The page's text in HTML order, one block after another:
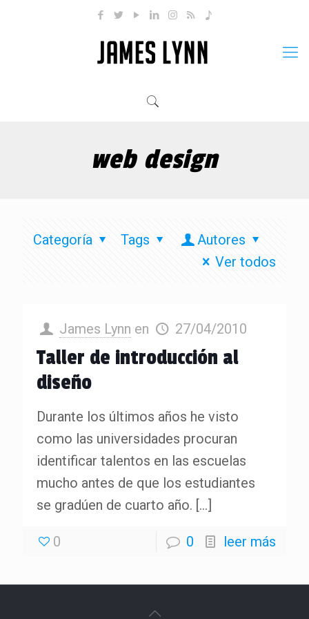
web design
Categoría Tags
Autores
Ver todos
James Lynn en 27/04/2010
Taller de introducción al
diseño
Durante los últimos años he visto
como las universidades procuran
identificar talentos en las escuelas
mucho antes de que los estudiantes
se gradúen de cuarto año. […]
0 0 leer más